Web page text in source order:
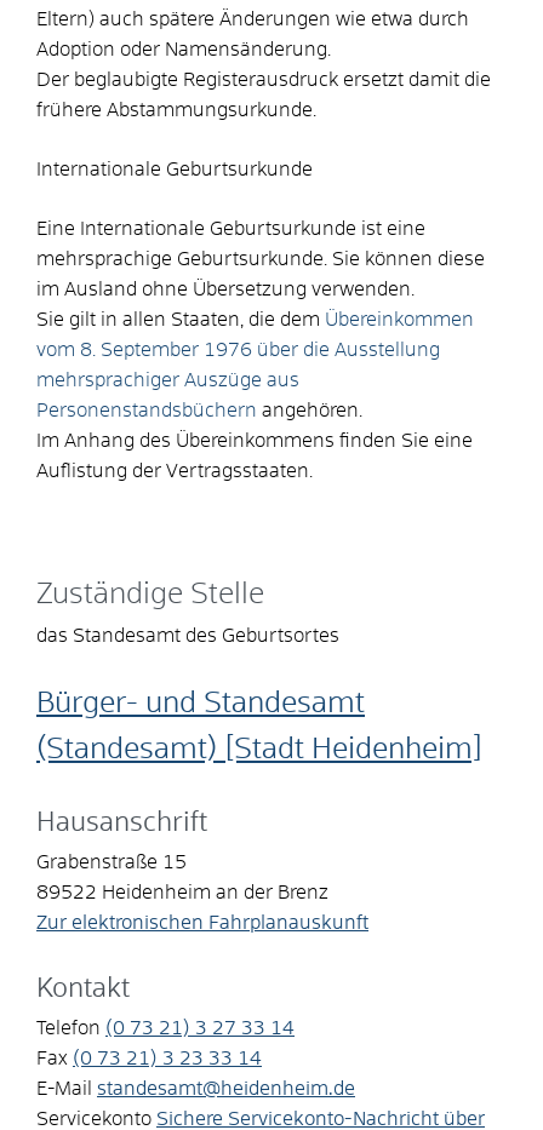
Eltern) auch spätere Änderungen wie etwa durch
Adoption oder Namensänderung.
Der beglaubigte Registerausdruck ersetzt damit die
frühere Abstammungsurkunde.
Internationale Geburtsurkunde
Eine Internationale Geburtsurkunde ist eine
mehrsprachige Geburtsurkunde. Sie können diese
im Ausland ohne Übersetzung verwenden.
Sie gilt in allen Staaten, die dem Übereinkommen
vom 8. September 1976 über die Ausstellung
mehrsprachiger Auszüge aus
Personenstandsbüchern angehören.
Im Anhang des Übereinkommens finden Sie eine
Auflistung der Vertragsstaaten.
Zuständige Stelle
das Standesamt des Geburtsortes
Bürger- und Standesamt
(Standesamt) [Stadt Heidenheim]
Hausanschrift
Grabenstraße 15
89522 Heidenheim an der Brenz
Zur elektronischen Fahrplanauskunft
Kontakt
Telefon (0 73 21) 3 27 33 14
Fax (0 73 21) 3 23 33 14
E-Mail standesamt@heidenheim.de
Servicekonto Sichere Servicekonto-Nachricht über